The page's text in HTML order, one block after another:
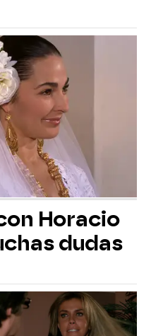
Horacio
dudas